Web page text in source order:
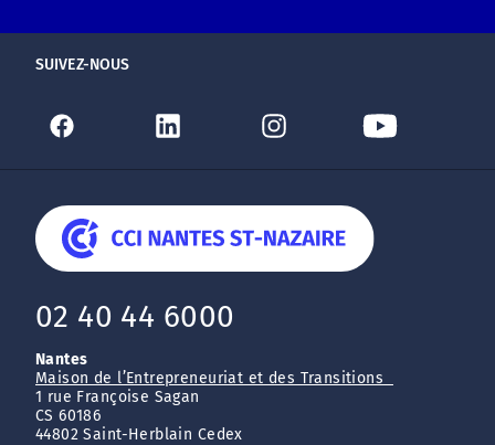
SUIVEZ-NOUS
02 40 44 6000
Nantes
Maison de l’Entrepreneuriat et des Transitions
1 rue Françoise Sagan
CS 60186
44802 Saint-Herblain Cedex